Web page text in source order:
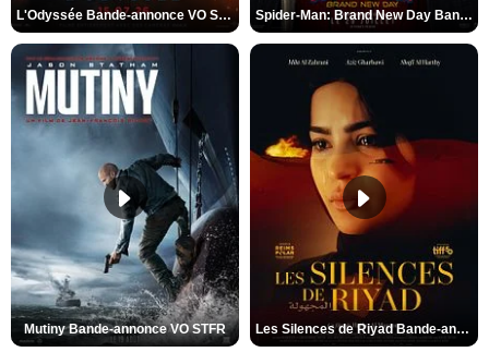
L'Odyssée Bande-annonce VO STFR Spider-Man: Brand New Day Bande-annonce VO STFR
Mutiny Bande-annonce VO STFR Les Silences de Riyad Bande-annonce VO STFR